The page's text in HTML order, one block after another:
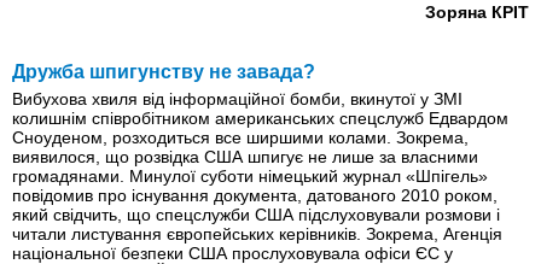
Зоряна КРІТ
Дружба шпигунству не завада?
Вибухова хвиля від інформаційної бомби, вкинутої у ЗМІ
колишнім співробітником американських спецслужб Едвардом
Сноуденом, розходиться все ширшими колами. Зокрема,
виявилося, що розвідка США шпигує не лише за власними
громадянами. Минулої суботи німецький журнал «Шпігель»
повідомив про існування документа, датованого 2010 роком,
який свідчить, що спецслужби США підслуховували розмови і
читали листування європейських керівників. Зокрема, Агенція
національної безпеки США прослуховувала офіси ЄС у